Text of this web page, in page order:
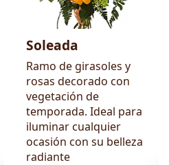
Soleada
Ramo de girasoles y
rosas decorado con
vegetación de
temporada. Ideal para
iluminar cualquier
ocasión con su belleza
radiante